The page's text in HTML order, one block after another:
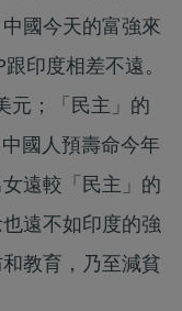
國今天的富強來
印度相差不遠。
元；「民主」的
國人預壽命今年
遠較「民主」的
遠不如印度的強
教育，乃至減貧